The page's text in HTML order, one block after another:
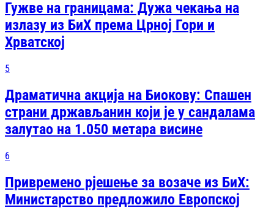
Гужве на границама: Дужа чекања на
излазу из БиХ према Црној Гори и
Хрватској
5
Драматична акција на Биокову: Спашен
страни држављанин који је у сандалама
залутао на 1.050 метара висине
6
Привремено рјешење за возаче из БиХ:
Министарство предложило Европској